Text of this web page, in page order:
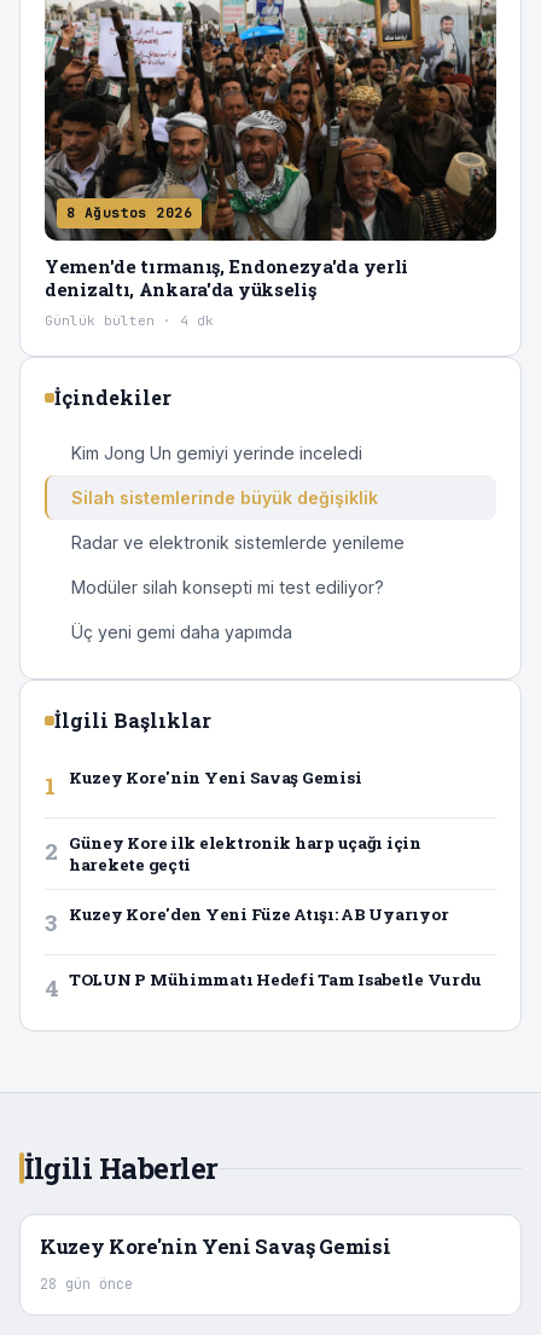
8 Ağustos 2026
Yemen'de tırmanış, Endonezya'da yerli
denizaltı, Ankara'da yükseliş
Günlük bülten · 4 dk
İçindekiler
Kim Jong Un gemiyi yerinde inceledi
Silah sistemlerinde büyük değişiklik
Radar ve elektronik sistemlerde yenileme
Modüler silah konsepti mi test ediliyor?
Üç yeni gemi daha yapımda
İlgili Başlıklar
1 Kuzey Kore'nin Yeni Savaş Gemisi
2
Güney Kore ilk elektronik harp uçağı için
harekete geçti
3 Kuzey Kore'den Yeni Füze Atışı: AB Uyarıyor
4 TOLUN P Mühimmatı Hedefi Tam Isabetle Vurdu
İlgili Haberler
Kuzey Kore'nin Yeni Savaş Gemisi
28 gün önce